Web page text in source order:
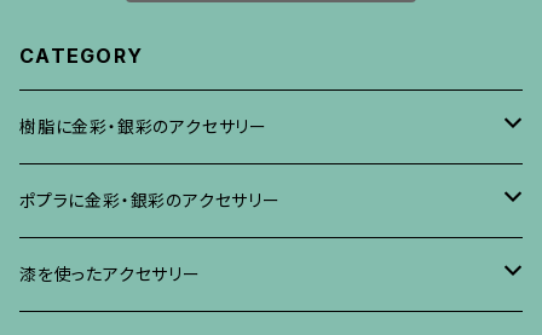
CATEGORY
樹脂に金彩・銀彩のアクセサリー
ブローチ
イヤリング・ピアス
ポプラに金彩・銀彩のアクセサリー
ブローチ
漆を使ったアクセサリー